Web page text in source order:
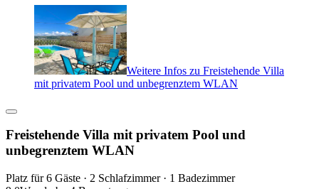
Weitere Infos zu Freistehende Villa
mit privatem Pool und unbegrenztem WLAN
Freistehende Villa mit privatem Pool und
unbegrenztem WLAN
Platz für 6 Gäste · 2 Schlafzimmer · 1 Badezimmer